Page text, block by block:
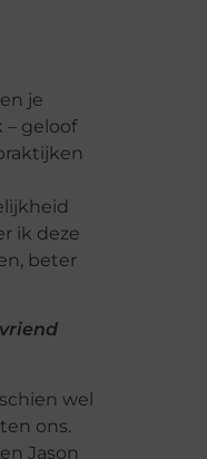
je
– geloof
ik deze
beter
wel
ons.
Jason